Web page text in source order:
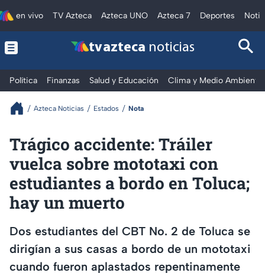
en vivo TV Azteca Azteca UNO Azteca 7 Deportes
tv azteca noticias
Política Finanzas Salud y Educación Clima y Medio Ambiente
Azteca Noticias Estados Nota
Trágico accidente: Tráiler
vuelca sobre mototaxi con
estudiantes a bordo en Toluca;
hay un muerto
Dos estudiantes del CBT No. 2 de Toluca se
dirigían a sus casas a bordo de un mototaxi
cuando fueron aplastados repentinamente